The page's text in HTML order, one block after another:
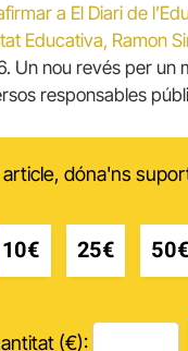
a El Diari de
Educativa, Ramon
Un nou revés per un
responsables
dóna'ns
10€ 25€ 50€
(€):